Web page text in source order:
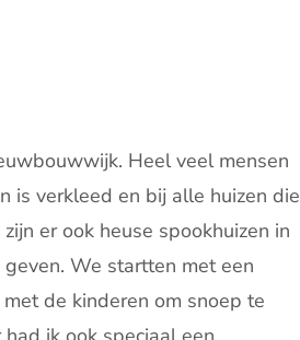
Heel veel mensen
is verkleed en bij alle huizen die
er ook heuse spookhuizen in
We startten met een
de kinderen om snoep te